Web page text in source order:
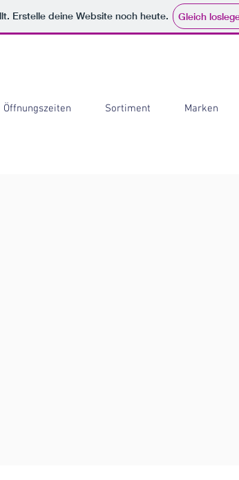
Erstelle deine Website noch heute. Gleich
Öffnungszeiten Sortiment Marken